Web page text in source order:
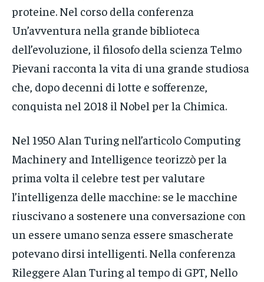
proteine. Nel corso della conferenza
Un’avventura nella grande biblioteca
dell’evoluzione, il filosofo della scienza Telmo
Pievani racconta la vita di una grande studiosa
che, dopo decenni di lotte e sofferenze,
conquista nel 2018 il Nobel per la Chimica.
Nel 1950 Alan Turing nell’articolo Computing
Machinery and Intelligence teorizzò per la
prima volta il celebre test per valutare
l’intelligenza delle macchine: se le macchine
riuscivano a sostenere una conversazione con
un essere umano senza essere smascherate
potevano dirsi intelligenti. Nella conferenza
Rileggere Alan Turing al tempo di GPT, Nello